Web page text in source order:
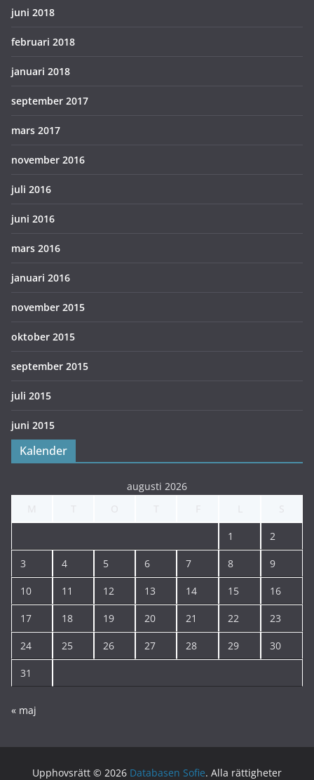
juni 2018
februari 2018
januari 2018
september 2017
mars 2017
november 2016
juli 2016
juni 2016
mars 2016
januari 2016
november 2015
oktober 2015
september 2015
juli 2015
juni 2015
Kalender
augusti 2026
1 2
3 4 5 6 7 8 9
10 11 12 13 14 15 16
17 18 19 20 21 22 23
24 25 26 27 28 29 30
31
« maj
Upphovsrätt © 2026 Databasen Sofie. Alla rättigheter